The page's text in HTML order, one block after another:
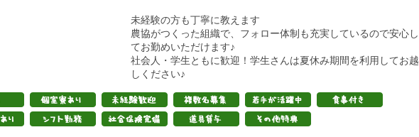
未経験の方も丁寧に教えます
農協がつくった組織で、フォロー体制も充実しているので安心し
てお勤めいただけます♪
社会人・学生ともに歓迎！学生さんは夏休み期間を利用してお越
しください♪